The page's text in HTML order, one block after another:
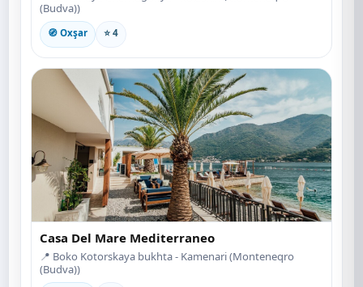
(Budva))
🧭 Oxşar ⭐ 4
Casa Del Mare Mediterraneo
📍 Boko Kotorskaya bukhta - Kamenari (Monteneqro
(Budva))